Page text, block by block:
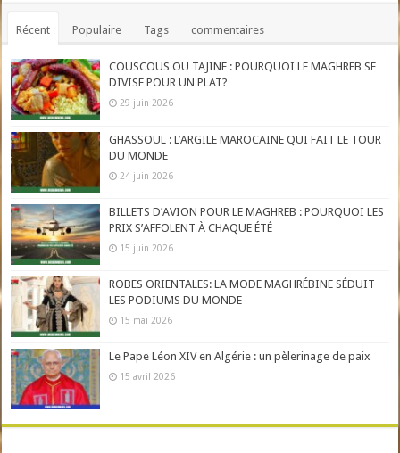
Récent Populaire Tags commentaires
COUSCOUS OU TAJINE : POURQUOI LE MAGHREB SE
DIVISE POUR UN PLAT?
29 juin 2026
GHASSOUL : L’ARGILE MAROCAINE QUI FAIT LE TOUR
DU MONDE
24 juin 2026
BILLETS D’AVION POUR LE MAGHREB : POURQUOI LES
PRIX S’AFFOLENT À CHAQUE ÉTÉ
15 juin 2026
ROBES ORIENTALES: LA MODE MAGHRÉBINE SÉDUIT
LES PODIUMS DU MONDE
15 mai 2026
Le Pape Léon XIV en Algérie : un pèlerinage de paix
15 avril 2026